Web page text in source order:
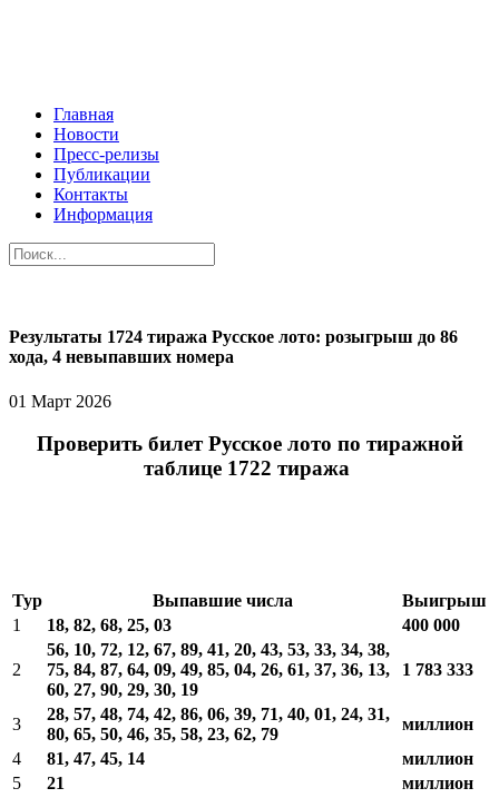
Главная
Новости
Пресс-релизы
Публикации
Контакты
Информация
Результаты 1724 тиража Русское лото: розыгрыш до 86
хода, 4 невыпавших номера
01 Март 2026
Проверить билет Русское лото по тиражной
таблице 1722 тиража
Тур Выпавшие числа
Выигрыш
1
18, 82, 68, 25, 03 400 000
2
56, 10, 72, 12, 67, 89, 41, 20, 43, 53, 33, 34, 38,
75, 84, 87, 64, 09, 49, 85, 04, 26, 61, 37, 36, 13,
60, 27, 90, 29, 30, 19
1 783 333
3
28, 57, 48, 74, 42, 86, 06, 39, 71, 40, 01, 24, 31,
80, 65, 50, 46, 35, 58, 23, 62, 79
миллион
4
81, 47, 45, 14
миллион
5
21
миллион